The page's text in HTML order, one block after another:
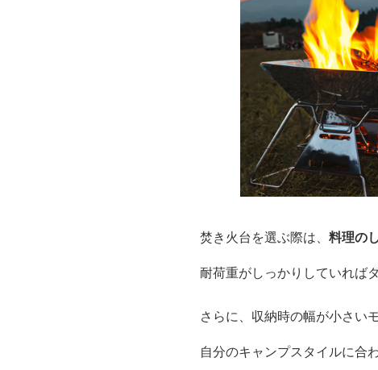
焚き火台を選ぶ際は、 料理の
耐荷重がしっかりしていれば
さらに、収納時の幅が小さい
自分のキャンプスタイルに合